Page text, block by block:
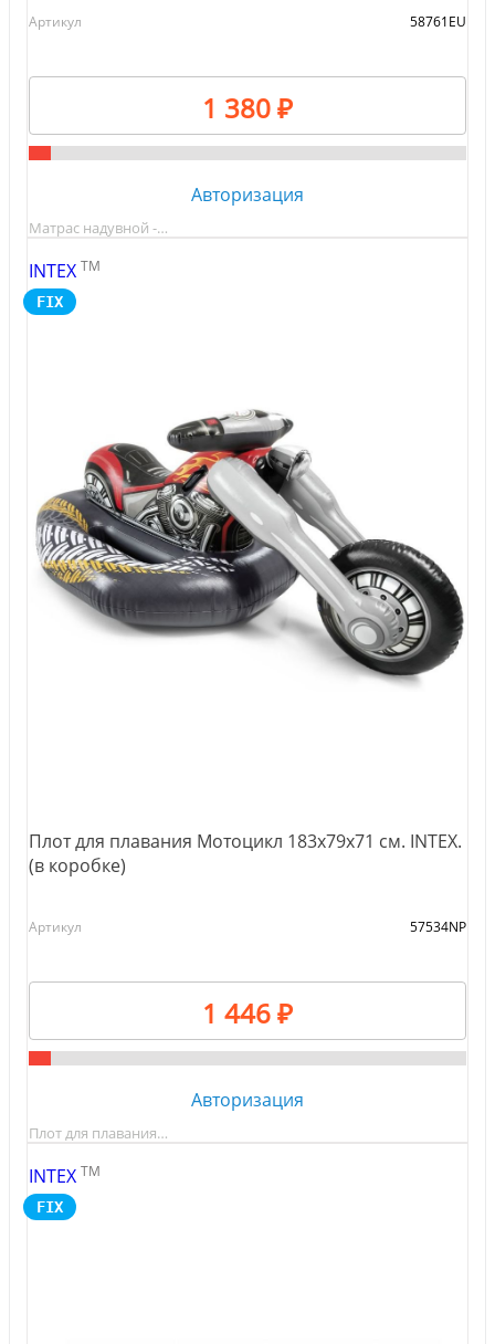
Артикул 58761EU
1 380 ₽
Авторизация
Матрас надувной -…
INTEX TM
FIX
Плот для плавания Мотоцикл 183x79х71 см. INTEX.
(в коробке)
Артикул 57534NP
1 446 ₽
Авторизация
Плот для плавания…
INTEX TM
FIX